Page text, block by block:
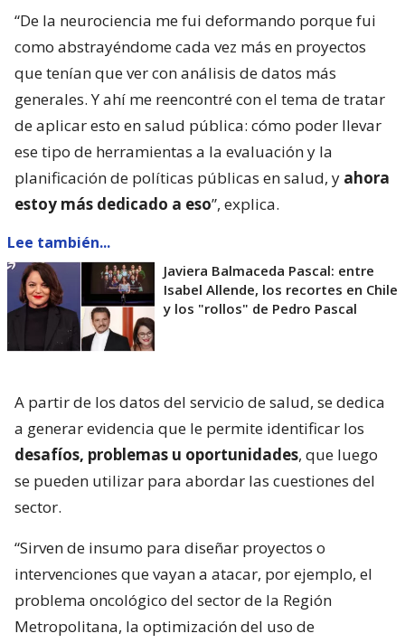
“De la neurociencia me fui deformando porque fui
como abstrayéndome cada vez más en proyectos
que tenían que ver con análisis de datos más
generales. Y ahí me reencontré con el tema de tratar
de aplicar esto en salud pública: cómo poder llevar
ese tipo de herramientas a la evaluación y la
planificación de políticas públicas en salud, y ahora
estoy más dedicado a eso”, explica.
Lee también...
Javiera Balmaceda Pascal: entre
Isabel Allende, los recortes en Chile
y los "rollos" de Pedro Pascal
A partir de los datos del servicio de salud, se dedica
a generar evidencia que le permite identificar los
desafíos, problemas u oportunidades, que luego
se pueden utilizar para abordar las cuestiones del
sector.
“Sirven de insumo para diseñar proyectos o
intervenciones que vayan a atacar, por ejemplo, el
problema oncológico del sector de la Región
Metropolitana, la optimización del uso de